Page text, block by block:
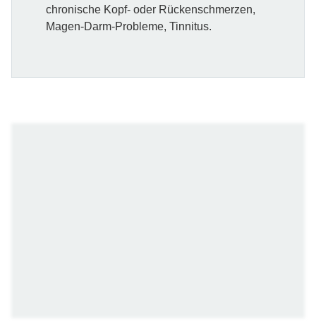
chronische Kopf- oder Rückenschmerzen,
Magen-Darm-Probleme, Tinnitus.